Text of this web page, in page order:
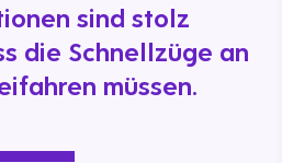
sind stolz
die Schnellzüge an
müssen.